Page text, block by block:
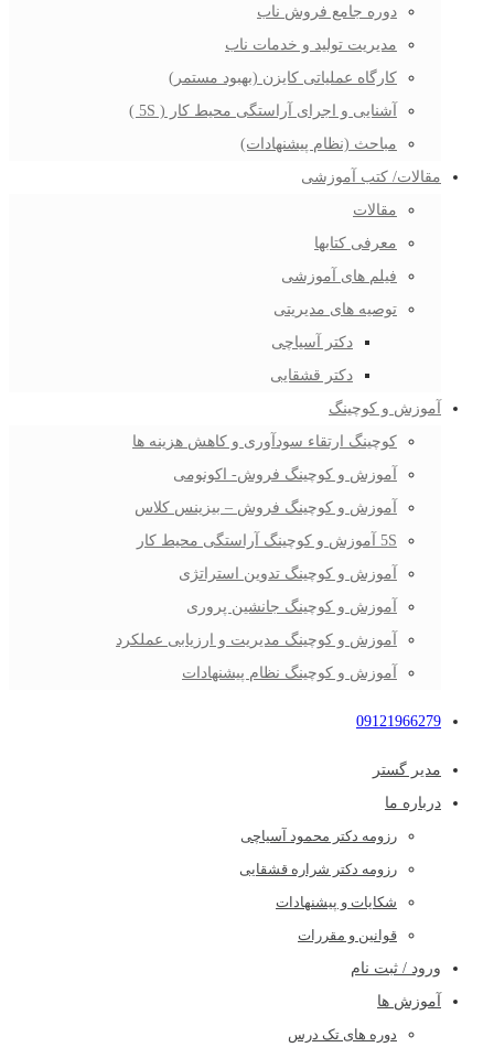
دوره جامع فروش ناب
مدیریت تولید و خدمات ناب
کارگاه عملیاتی کایزن (بهبود مستمر)
آشنایی و اجرای آراستگی محیط کار ( 5S )
مباحث (نظام پیشنهادات)
مقالات/ کتب آموزشی
مقالات
معرفی کتابها
فیلم های آموزشی
توصیه های مدیریتی
دکتر آسیاچی
دکتر قشقایی
آموزش و کوچینگ
کوچینگ ارتقاء سودآوری و کاهش هزینه ها
آموزش و کوچینگ فروش- اکونومی
آموزش و کوچینگ فروش – بیزینس کلاس
5S آموزش و کوچینگ آراستگی محیط کار
آموزش و کوچینگ تدوین استراتژی
آموزش و کوچینگ جانشین پروری
آموزش و کوچینگ مدیریت و ارزیابی عملکرد
آموزش و کوچینگ نظام پیشنهادات
09121966279
مدیر گستر
درباره ما
رزومه دکتر محمود آسیاچی
رزومه دکتر شراره قشقایی
شکایات و پیشنهادات
قوانین و مقررات
ورود / ثبت نام
آموزش ها
دوره های تک درس